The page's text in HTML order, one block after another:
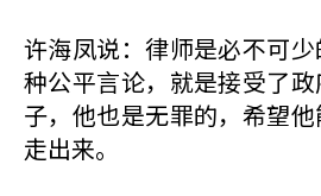
许海凤说：律师是必不可
种公平言论，就是接受了
子，他也是无罪的，希望
走出来。